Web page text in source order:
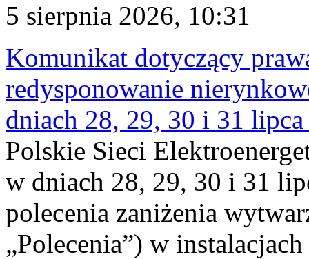
5 sierpnia 2026, 10:31
Komunikat dotyczący
redysponowanie
dniach 28, 29, 30 i 31
Polskie Sieci
w dniach 28, 29, 30 i 31
polecenia zaniżenia
„Polecenia”) w